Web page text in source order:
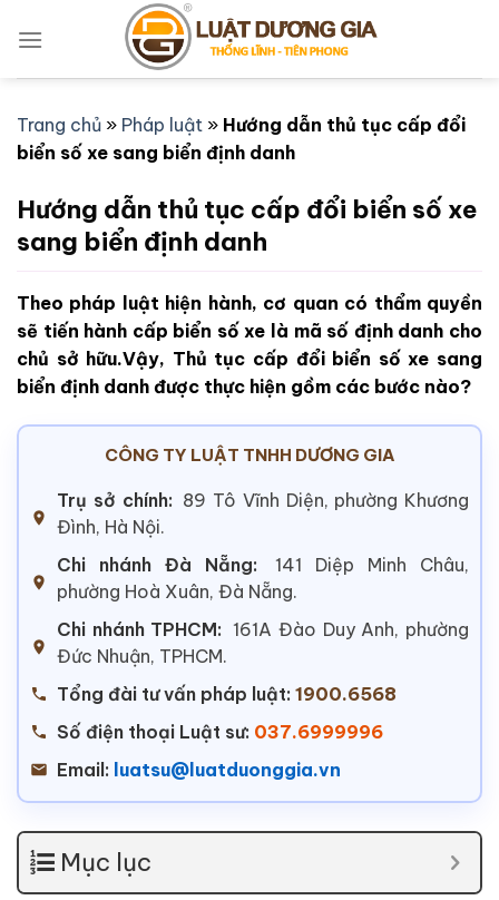
qua
Trang chủ » Pháp luật » Hướng dẫn thủ tục cấp đổi
biển số xe sang biển định danh
Hướng dẫn thủ tục cấp đổi biển số xe
sang biển định danh
Theo pháp luật hiện hành, cơ quan có thẩm quyền
sẽ tiến hành cấp biển số xe là mã số định danh cho
chủ sở hữu.Vậy, Thủ tục cấp đổi biển số xe sang
biển định danh được thực hiện gồm các bước nào?
CÔNG TY LUẬT TNHH DƯƠNG GIA
Trụ sở chính: 89 Tô Vĩnh Diện, phường Khương
Đình, Hà Nội.
Chi nhánh Đà Nẵng:
141 Diệp Minh Châu,
phường Hoà Xuân, Đà Nẵng.
Chi nhánh TPHCM: 161A Đào Duy Anh, phường
Đức Nhuận, TPHCM.
Tổng đài tư vấn pháp luật: 1900.6568
Số điện thoại Luật sư: 037.6999996
Email: luatsu@luatduonggia.vn
Mục lục